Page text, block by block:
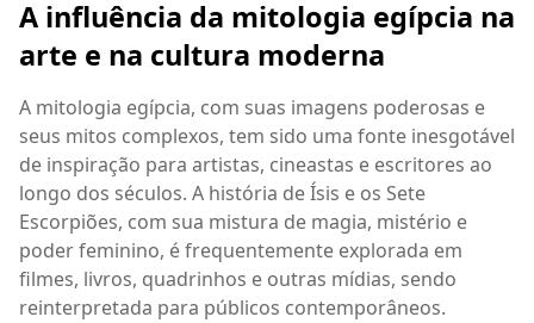
A influência da mitologia egípcia na
arte e na cultura moderna
A mitologia egípcia, com suas imagens poderosas e
seus mitos complexos, tem sido uma fonte inesgotável
de inspiração para artistas, cineastas e escritores ao
longo dos séculos. A história de Ísis e os Sete
Escorpiões, com sua mistura de magia, mistério e
poder feminino, é frequentemente explorada em
filmes, livros, quadrinhos e outras mídias, sendo
reinterpretada para públicos contemporâneos.